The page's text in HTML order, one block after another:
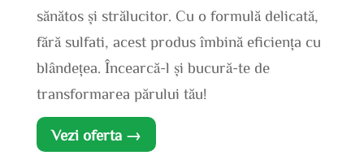
sănătos și strălucitor. Cu o formulă delicată,
fără sulfati, acest produs îmbină eficiența cu
blândețea. Încearcă-l și bucură-te de
transformarea părului tău!
Vezi oferta →